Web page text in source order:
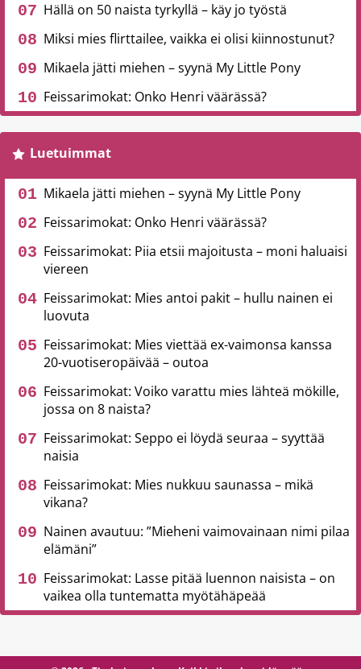
Hällä on 50 naista tyrkyllä – käy jo työstä
Miksi mies flirttailee, vaikka ei olisi kiinnostunut?
Mikaela jätti miehen – syynä My Little Pony
Feissarimokat: Onko Henri väärässä?
Luetuimmat
Mikaela jätti miehen – syynä My Little Pony
Feissarimokat: Onko Henri väärässä?
Feissarimokat: Piia etsii majoitusta – moni haluaisi
viereen
Feissarimokat: Mies antoi pakit – hullu nainen ei
luovuta
Feissarimokat: Mies viettää ex-vaimonsa kanssa
20-vuotiseropäivää – outoa
Feissarimokat: Voiko varattu mies lähteä mökille,
jossa on 8 naista?
Feissarimokat: Seppo ei löydä seuraa – syyttää
naisia
Feissarimokat: Mies nukkuu saunassa – mikä
vikana?
Nainen avautuu: ”Mieheni vaimovainaan nimi pilaa
elämäni”
Feissarimokat: Lasse pitää luennon naisista – on
vaikea olla tuntematta myötähäpeää